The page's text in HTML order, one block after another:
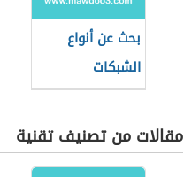
بحث عن أنواع
الشبكات
مقالات من تصنيف تقنية